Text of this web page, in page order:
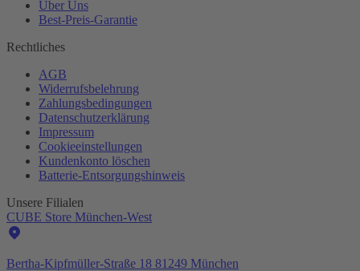
Über Uns
Best-Preis-Garantie
Rechtliches
AGB
Widerrufsbelehrung
Zahlungsbedingungen
Datenschutzerklärung
Impressum
Cookieeinstellungen
Kundenkonto löschen
Batterie-Entsorgungshinweis
Unsere Filialen
CUBE Store München-West
Bertha-Kipfmüller-Straße 18 81249 München